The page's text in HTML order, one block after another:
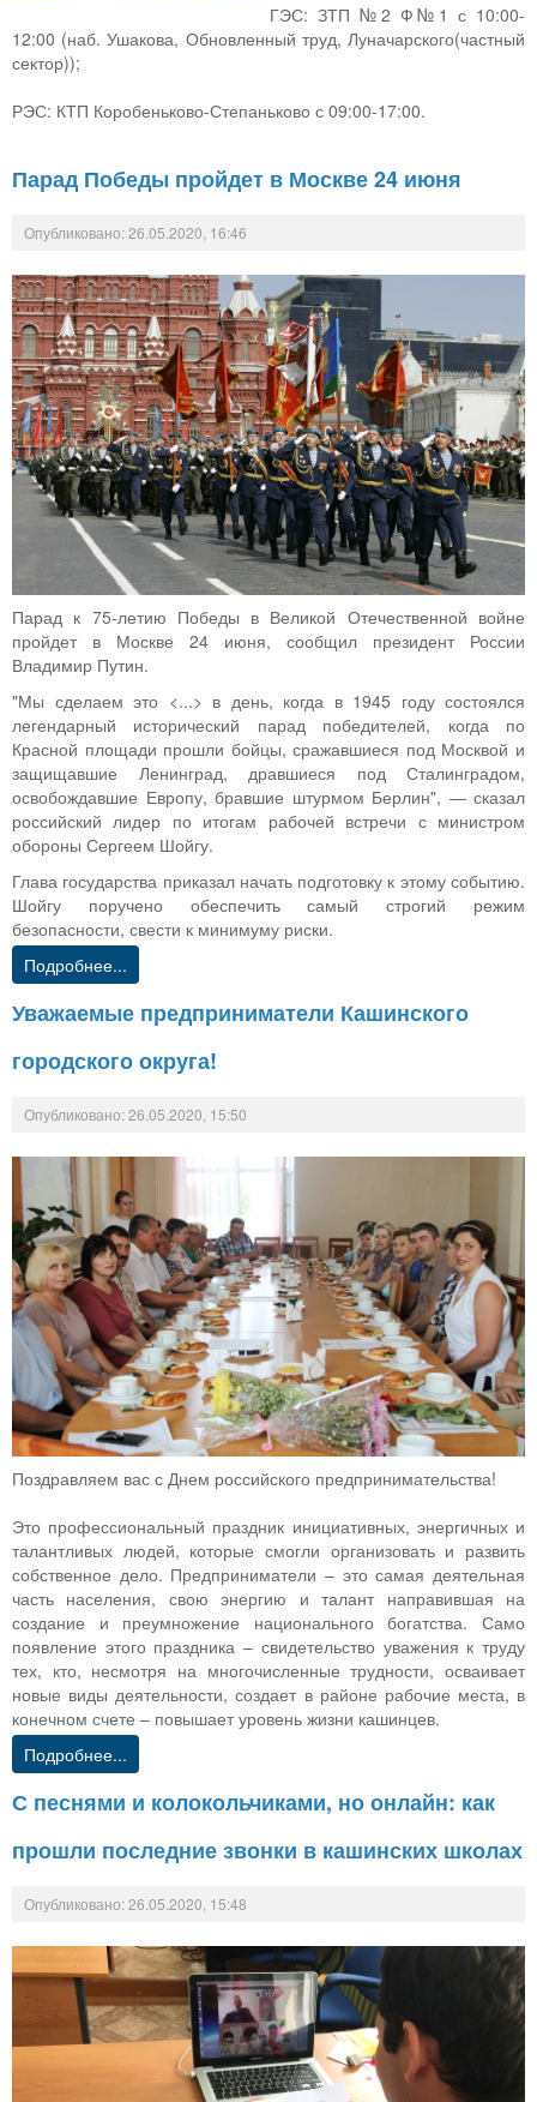
ГЭС: ЗТП №2 Ф№1 с 10:00-
12:00 (наб. Ушакова, Обновленный труд, Луначарского(частный
сектор));
РЭС: КТП Коробеньково-Степаньково с 09:00-17:00.
Парад Победы пройдет в Москве 24 июня
Опубликовано: 26.05.2020, 16:46
Парад к 75-летию Победы в Великой Отечественной войне
пройдет в Москве 24 июня, сообщил президент России
Владимир Путин.
"Мы сделаем это <...> в день, когда в 1945 году состоялся
легендарный исторический парад победителей, когда по
Красной площади прошли бойцы, сражавшиеся под Москвой и
защищавшие Ленинград, дравшиеся под Сталинградом,
освобождавшие Европу, бравшие штурмом Берлин", — сказал
российский лидер по итогам рабочей встречи с министром
обороны Сергеем Шойгу.
Глава государства приказал начать подготовку к этому событию.
Шойгу поручено обеспечить самый строгий режим
безопасности, свести к минимуму риски.
Подробнее...
Уважаемые предприниматели Кашинского
городского округа!
Опубликовано: 26.05.2020, 15:50
Поздравляем вас с Днем российского предпринимательства!
Это профессиональный праздник инициативных, энергичных и
талантливых людей, которые смогли организовать и развить
собственное дело. Предприниматели – это самая деятельная
часть населения, свою энергию и талант направившая на
создание и преумножение национального богатства. Само
появление этого праздника – свидетельство уважения к труду
тех, кто, несмотря на многочисленные трудности, осваивает
новые виды деятельности, создает в районе рабочие места, в
конечном счете – повышает уровень жизни кашинцев.
Подробнее...
С песнями и колокольчиками, но онлайн: как
прошли последние звонки в кашинских школах
Опубликовано: 26.05.2020, 15:48